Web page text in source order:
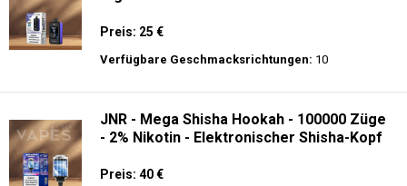
Preis: 25 €
Verfügbare Geschmacksrichtungen: 10
JNR - Mega Shisha Hookah - 100000 Züge
- 2% Nikotin - Elektronischer Shisha-Kopf
Preis: 40 €